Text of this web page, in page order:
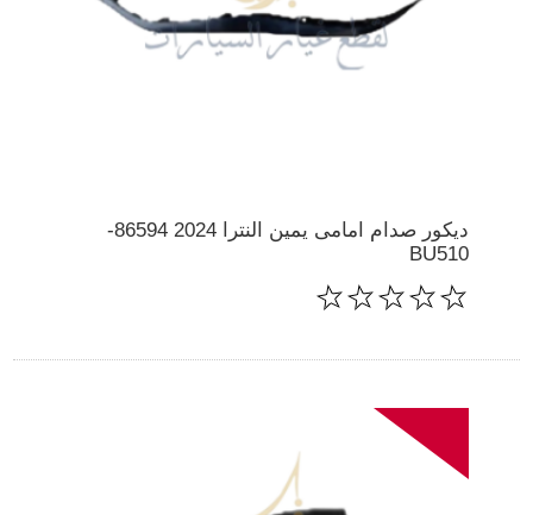
ديكور صدام امامى يمين النترا 2024 86594-
BU510